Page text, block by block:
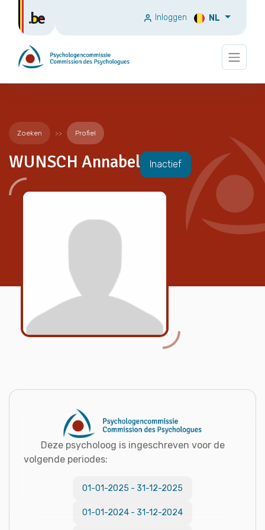
Inloggen NL
Zoeken Profiel
WUNSCH Annabel Inactief
Deze psycholoog is ingeschreven voor de
volgende periodes:
01-01-2025 - 31-12-2025
01-01-2024 - 31-12-2024